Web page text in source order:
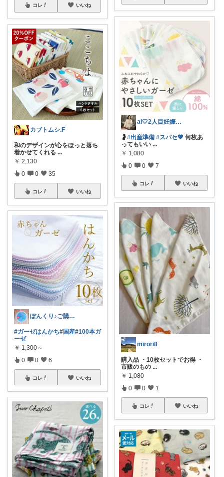
コレ いいね
カブトムシ.F
和のデザインが心をほっと落ち
着かせてくれる ...
￥ 2,130
0 0 35
コレ いいね
ぽんくり♪ご購入ありがとうございます♪
#ガーゼはんかち#国産#100本ガ
ーゼ
￥ 1,300～
0 0 6
コレ いいね
ai🤍2人目妊娠中のワーママ
🤰#出産準備 #スパセ💖 何枚あ
ってもいい ...
￥ 1,080
0 0 7
コレ いいね
mirori8
購入品 ・10枚セットでお得 ・
市販のもの ...
￥ 1,080
0 0 1
コレ いいね